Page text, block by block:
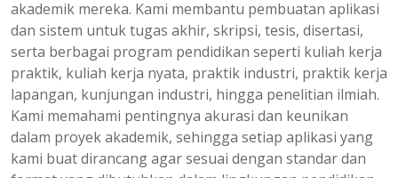
akademik mereka. Kami membantu pembuatan aplikasi
dan sistem untuk tugas akhir, skripsi, tesis, disertasi,
serta berbagai program pendidikan seperti kuliah kerja
praktik, kuliah kerja nyata, praktik industri, praktik kerja
lapangan, kunjungan industri, hingga penelitian ilmiah.
Kami memahami pentingnya akurasi dan keunikan
dalam proyek akademik, sehingga setiap aplikasi yang
kami buat dirancang agar sesuai dengan standar dan